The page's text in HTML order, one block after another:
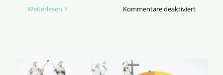
Weiterlesen Kommentare deaktiviertfür